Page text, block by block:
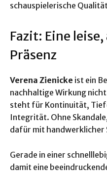
schauspielerische
Fazit: Eine
Präsenz
Verena Zienicke ist ein
nachhaltige Wirkung
steht für Kontinuität,
Integrität. Ohne
dafür mit handwerklicher
Gerade in einer
damit eine